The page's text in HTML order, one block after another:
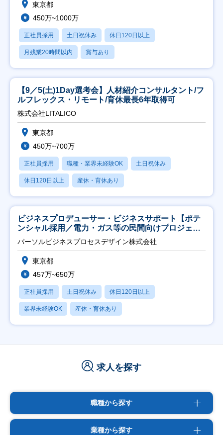
東京都
450万~1000万
正社員採用 土日祝休み 休日120日以上
月残業20時間以内 賞与あり
【9／5(土)1Day選考会】人材紹介コンサルタント/フ
ルフレックス・リモート/育休最長6年取得可
株式会社LITALICO
東京都
450万~700万
正社員採用 職種・業界未経験OK 土日祝休み
休日120日以上 産休・育休あり
ビジネスプロデューサー・ビジネスサポート【ポテ
ンシャル採用／電力・ガス等の民間向けプロジェク
ト推進】
パーソルビジネスプロセスデザイン株式会社
東京都
457万~650万
正社員採用 土日祝休み 休日120日以上
業界未経験OK 産休・育休あり
求人を探す
職種から探す
業種から探す